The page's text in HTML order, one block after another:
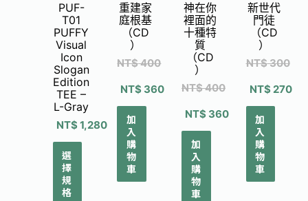
PUF-
T01
PUFFY
Visual
Icon
Slogan
Edition
TEE –
L-Gray
NT$1,280
選
擇
規
格
重建家
庭根基
（CD
）
NT$400
NT$ 360
加
入
購
物
車
神在你
裡面的
十種特
質
（CD
）
NT$400
NT$360
加
入
購
物
車
新世代
門徒
（CD
）
NT$300
NT$270
加
入
購
物
車